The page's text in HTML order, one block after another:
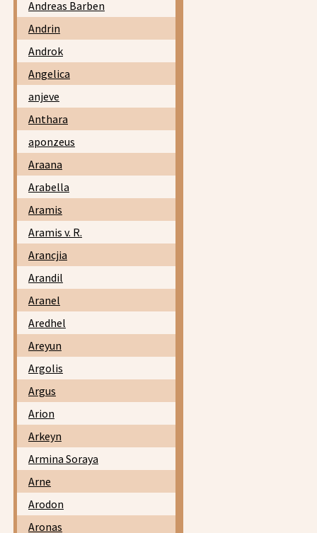
Andreas Barben
Andrin
Androk
Angelica
anjeve
Anthara
aponzeus
Araana
Arabella
Aramis
Aramis v. R.
Arancjia
Arandil
Aranel
Aredhel
Areyun
Argolis
Argus
Arion
Arkeyn
Armina Soraya
Arne
Arodon
Aronas